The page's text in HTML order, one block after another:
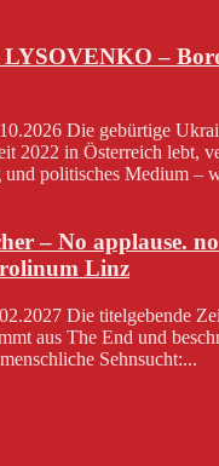
–
Die gebürtige
2022 in Österreich lebt,
politisches Medium –
– No applause.
Linz
Die titelgebende
aus The End und
Sehnsucht:...